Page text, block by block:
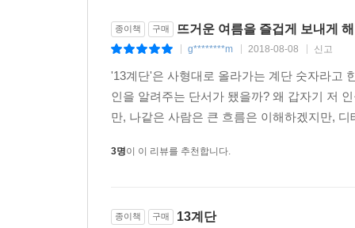
종이책 구매 뜨거운 여름을 즐겁게 보내게
g********m 2018-08-08 신고
'13계단'은 사형대로 올라가는 계단 숫자라고
인을 알려주는 단서가 됐을까? 왜 갑자기 저
만, 나같은 사람은 큰 흐름은 이해하겠지만,
3명이 이 리뷰를 추천합니다.
종이책 구매 13계단